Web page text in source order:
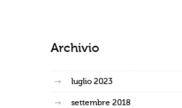
Archivio
luglio 2023
settembre 2018